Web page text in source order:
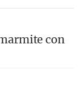
con